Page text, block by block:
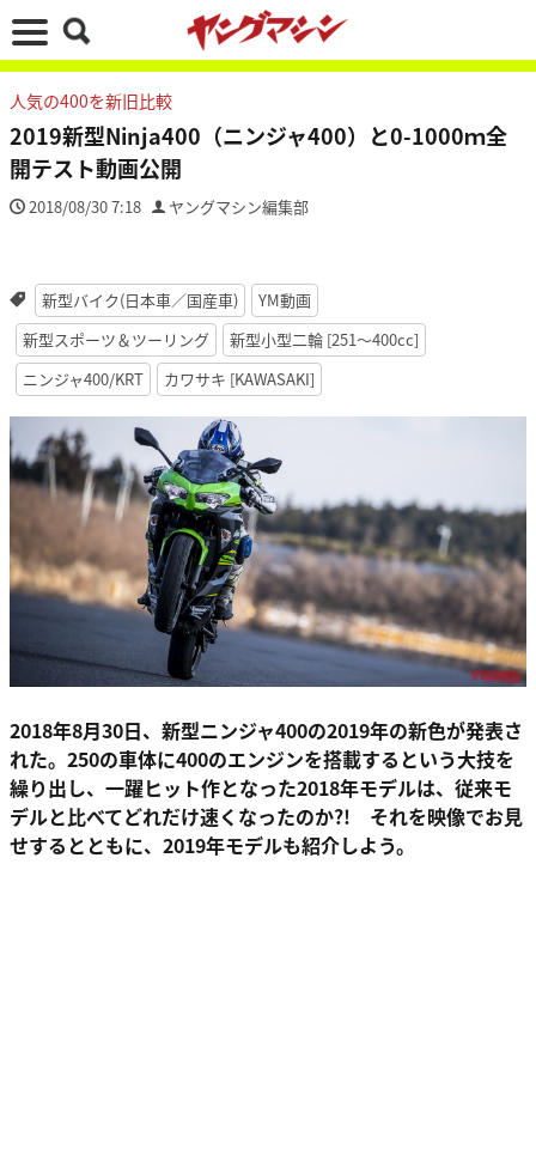
人気の400を新旧比較
2019新型Ninja400（ニンジャ400）と0-1000ｍ全
開テスト動画公開
2018/08/30 7:18 ヤングマシン編集部
新型バイク(日本車／国産車)
YM動画
新型スポーツ＆ツーリング
新型小型二輪 [251〜400cc]
ニンジャ400/KRT
カワサキ [KAWASAKI]
2018年8月30日、新型ニンジャ400の2019年の新色が発表さ
れた。250の車体に400のエンジンを搭載するという大技を
繰り出し、一躍ヒット作となった2018年モデルは、従来モ
デルと比べてどれだけ速くなったのか?! それを映像でお見
せするとともに、2019年モデルも紹介しよう。